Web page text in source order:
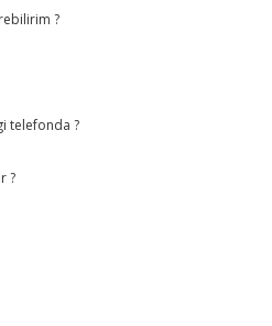
?
telefonda ?
?